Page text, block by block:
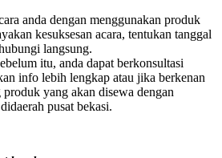
anda dengan menggunakan produk
kesuksesan acara, tentukan tanggal
langsung.
itu, anda dapat berkonsultasi
info lebih lengkap atau jika berkenan
yang akan disewa dengan
pusat bekasi.